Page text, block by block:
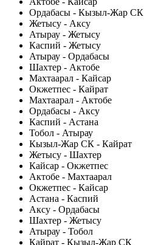
Ордабасы - Кызыл-Жар СК
Жетысу - Аксу
Атырау - Жетысу
Каспий - Жетысу
Атырау - Ордабасы
Шахтер - Актобе
Махтаарал - Кайсар
Окжетпес - Кайрат
Махтаарал - Актобе
Ордабасы - Аксу
Каспий - Астана
Тобол - Атырау
Кызыл-Жар СК - Кайрат
Жетысу - Шахтер
Кайсар - Окжетпес
Актобе - Махтаарал
Окжетпес - Кайсар
Астана - Каспий
Аксу - Ордабасы
Шахтер - Жетысу
Атырау - Тобол
Кайрат - Кызыл-Жар СК